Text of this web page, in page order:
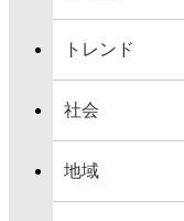
トレンド
社会
地域